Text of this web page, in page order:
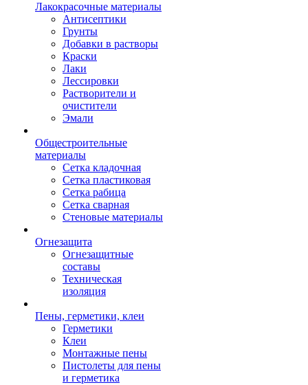
Лакокрасочные материалы
Антисептики
Грунты
Добавки в растворы
Краски
Лаки
Лессировки
Растворители и
очистители
Эмали
Общестроительные
материалы
Сетка кладочная
Сетка пластиковая
Сетка рабица
Сетка сварная
Стеновые материалы
Огнезащита
Огнезащитные
составы
Техническая
изоляция
Пены, герметики, клеи
Герметики
Клеи
Монтажные пены
Пистолеты для пены
и герметика